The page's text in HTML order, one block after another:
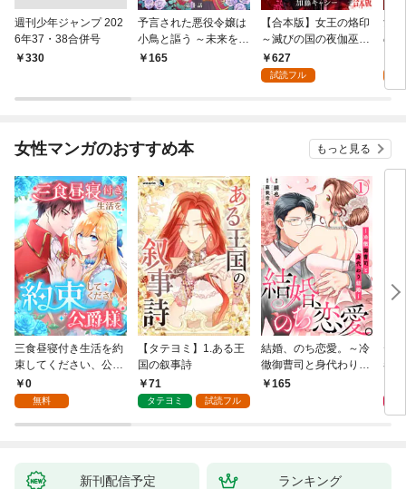
週刊少年ジャンプ 202
6年37・38合併号
￥330
予言された悪役令嬢は
小鳥と謳う ～未来を知
る専属執事に「君を救
165
【合本版】女王の烙印
～滅びの国の夜伽巫女
～ 1627
試読フル
女
の
女性マンガのおすすめ本 もっと見る
三食昼寝付き生活を約
束してください、公爵
様 1話
0
無料
【タテヨミ】1.ある王
国の叙事詩
71
タテヨミ 試読フル
結婚、のち恋愛。～冷
徹御曹司と身代わり結
婚～1
165
デ
者
新刊配信予定 ランキング